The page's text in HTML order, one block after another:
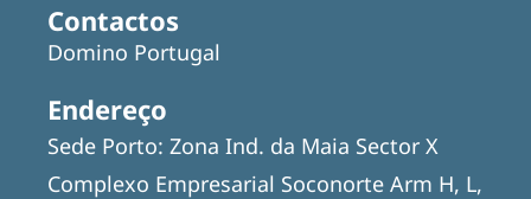
Contactos
Domino Portugal
Endereço
Sede Porto: Zona Ind. da Maia Sector X
Complexo Empresarial Soconorte Arm H, L,